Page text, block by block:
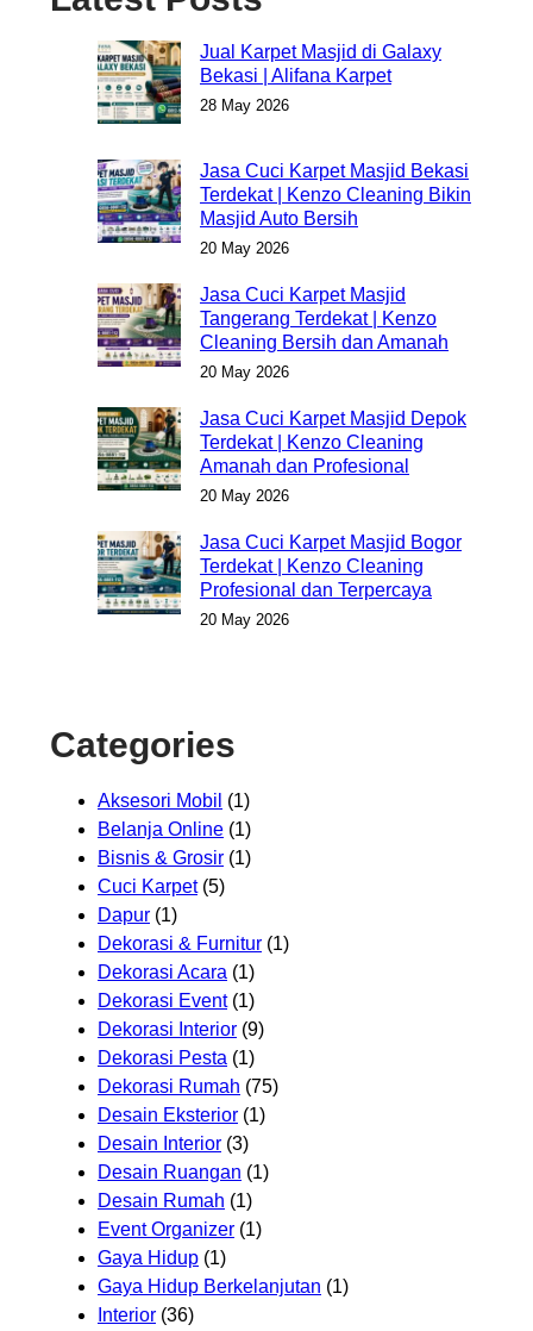
Jual Karpet Masjid di Galaxy
Bekasi | Alifana Karpet
28 May 2026
Jasa Cuci Karpet Masjid Bekasi
Terdekat | Kenzo Cleaning Bikin
Masjid Auto Bersih
20 May 2026
Jasa Cuci Karpet Masjid
Tangerang Terdekat | Kenzo
Cleaning Bersih dan Amanah
20 May 2026
Jasa Cuci Karpet Masjid Depok
Terdekat | Kenzo Cleaning
Amanah dan Profesional
20 May 2026
Jasa Cuci Karpet Masjid Bogor
Terdekat | Kenzo Cleaning
Profesional dan Terpercaya
20 May 2026
Categories
Aksesori Mobil (1)
Belanja Online (1)
Bisnis & Grosir (1)
Cuci Karpet(5)
Dapur (1)
Dekorasi & Furnitur (1)
Dekorasi Acara (1)
Dekorasi Event(1)
Dekorasi Interior (9)
Dekorasi Pesta (1)
Dekorasi Rumah (75)
Desain Eksterior (1)
Desain Interior (3)
Desain Ruangan (1)
Desain Rumah (1)
Event Organizer (1)
Gaya Hidup (1)
Gaya Hidup Berkelanjutan (1)
Interior (36)